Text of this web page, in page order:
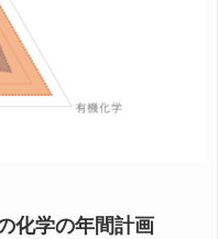
化学の年間計画